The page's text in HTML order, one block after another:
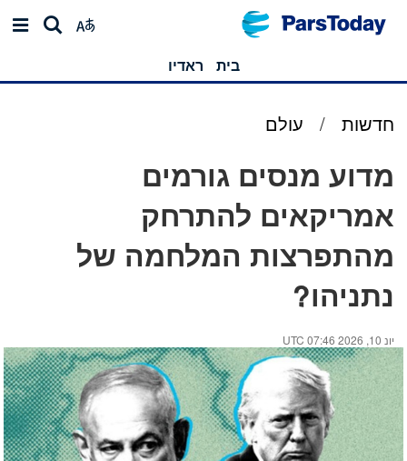
בית ראדיו
חדשות / עולם
מדוע מנסים גורמים
אמריקאים להתרחק
מהתפרצות המלחמה של
נתניהו?
יונ 10, 2026 07:46 UTC